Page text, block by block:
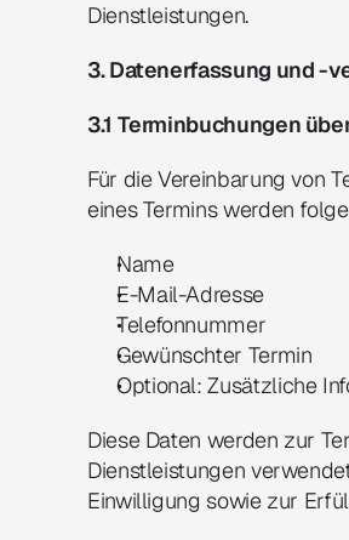
Dienstleistungen.
3. Datenerfassung und -
3.1 Terminbuchungen
Für die Vereinbarung von
eines Termins werden
Name
E-Mail-Adresse
Telefonnummer
Gewünschter Termin
Optional: Zusätzliche
Diese Daten werden zur
Dienstleistungen
Einwilligung sowie zur